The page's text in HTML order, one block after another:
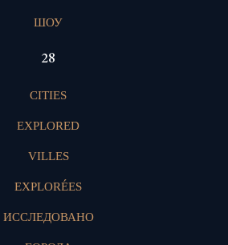
ШОУ
28
CITIES
EXPLORED
VILLES
EXPLORÉES
ИССЛЕДОВАНО